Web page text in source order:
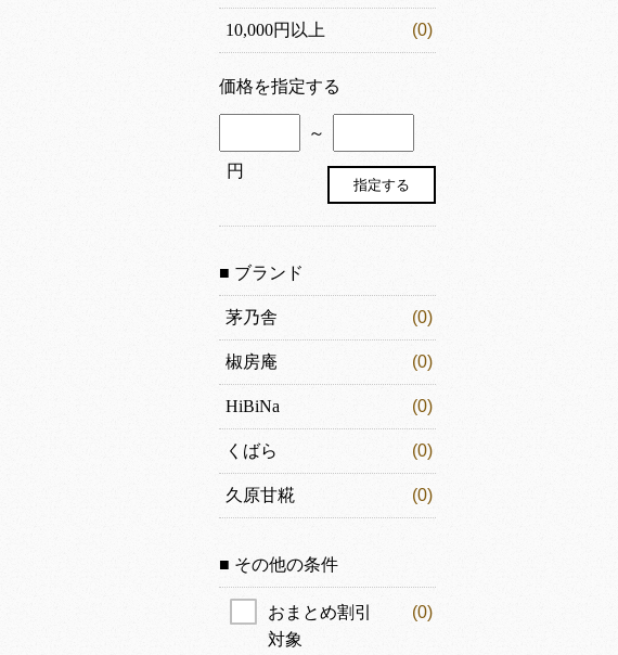
10,000円以上 (0)
価格を指定する
～
円
■ ブランド
茅乃舎 (0)
椒房庵 (0)
HiBiNa (0)
くばら (0)
久原甘糀 (0)
■ その他の条件
おまとめ割引
対象
(0)